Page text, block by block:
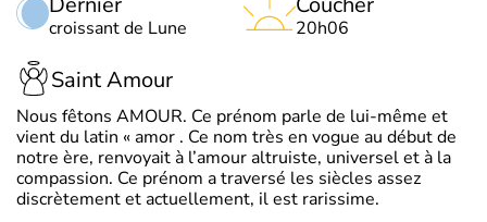
croissant de Lune 20h06
Saint Amour
Nous fêtons AMOUR. Ce prénom parle de lui-même et
vient du latin « amor . Ce nom très en vogue au début de
notre ère, renvoyait à l’amour altruiste, universel et à la
compassion. Ce prénom a traversé les siècles assez
discrètement et actuellement, il est rarissime.